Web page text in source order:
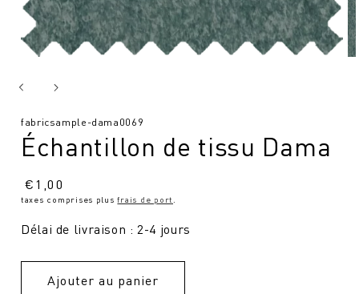
SKU
fabricsample-dama0069
Échantillon de tissu Dama
Prix
normal
€1,00
taxes comprises plusfrais de port
Délai de livraison : 2-4 jours
Ajouter au panier